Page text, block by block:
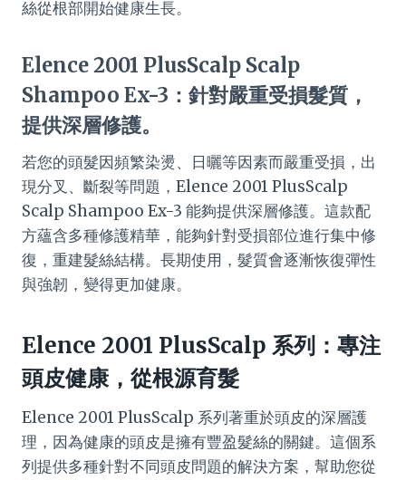
絲從根部開始健康生長。
Elence 2001 PlusScalp Scalp
Shampoo Ex-3：針對嚴重受損髮質，
提供深層修護。
若您的頭髮因頻繁染燙、日曬等因素而嚴重受損，出
現分叉、斷裂等問題，Elence 2001 PlusScalp
Scalp Shampoo Ex-3 能夠提供深層修護。這款配
方蘊含多種修護精華，能夠針對受損部位進行集中修
復，重建髮絲結構。長期使用，髮質會逐漸恢復彈性
與強韌，變得更加健康。
Elence 2001 PlusScalp 系列：專注
頭皮健康，從根源育髮
Elence 2001 PlusScalp 系列著重於頭皮的深層護
理，因為健康的頭皮是擁有豐盈髮絲的關鍵。這個系
列提供多種針對不同頭皮問題的解決方案，幫助您從